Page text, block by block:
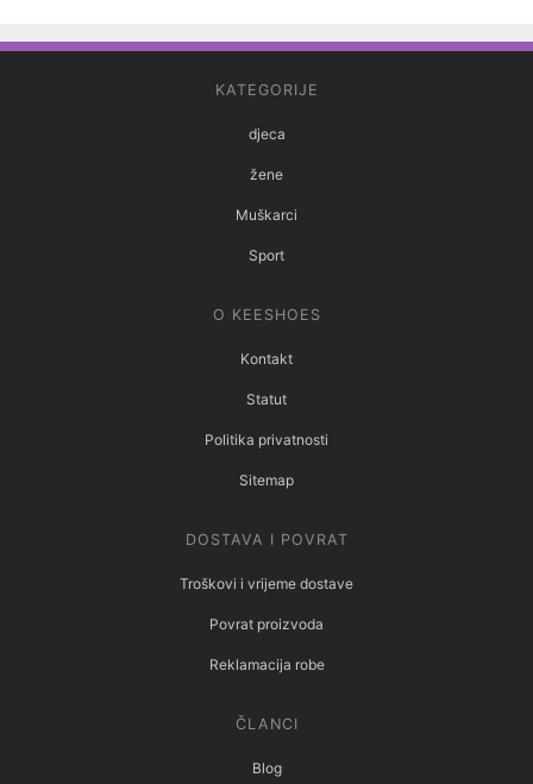
KATEGORIJE
djeca
žene
Muškarci
Sport
O KEESHOES
Kontakt
Statut
Politika privatnosti
Sitemap
DOSTAVA I POVRAT
Troškovi i vrijeme dostave
Povrat proizvoda
Reklamacija robe
ČLANCI
Blog